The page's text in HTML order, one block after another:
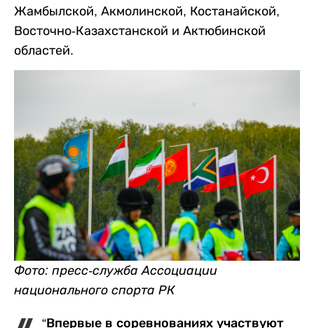
Жамбылской, Акмолинской, Костанайской,
Восточно-Казахстанской и Актюбинской
областей.
Фото: пресс-служба Ассоциации
национального спорта РК
“Впервые в соревнованиях участвуют